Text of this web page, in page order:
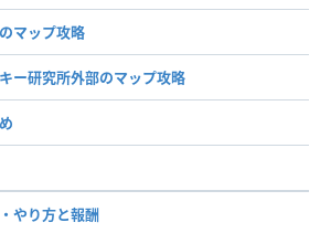
マップ攻略
ー研究所外部のマップ攻略
やり方と報酬